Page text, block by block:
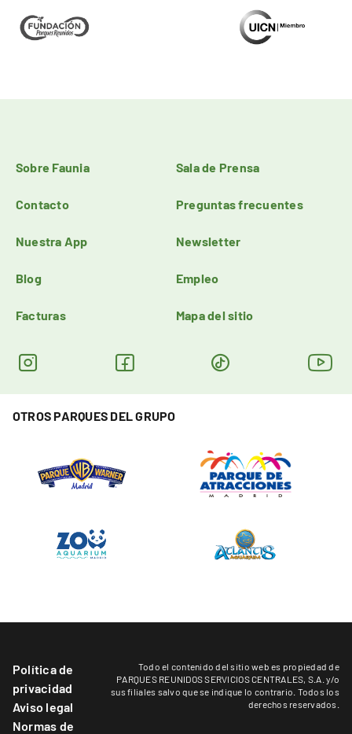
Sobre Faunia Sala de Prensa
Contacto Preguntas frecuentes
Nuestra App Newsletter
Blog Empleo
Facturas Mapa del sitio
OTROS PARQUES DEL GRUPO
Política de
privacidad
Aviso legal
Normas de
Todo el contenido del sitio web es propiedad de
PARQUES REUNIDOS SERVICIOS CENTRALES, S.A. y/o
sus filiales salvo que se indique lo contrario. Todos los
derechos reservados.